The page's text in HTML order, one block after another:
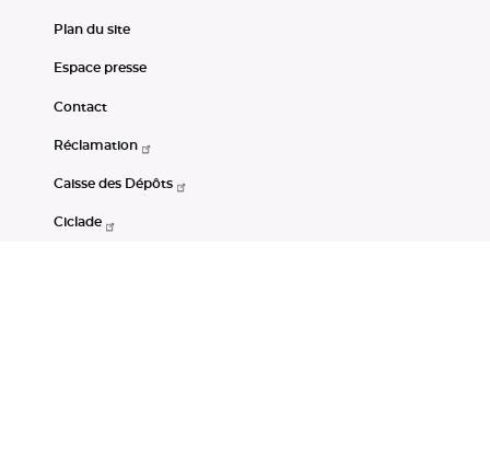
Plan du site
Espace presse
Contact
Réclamation
Caisse des Dépôts
Ciclade